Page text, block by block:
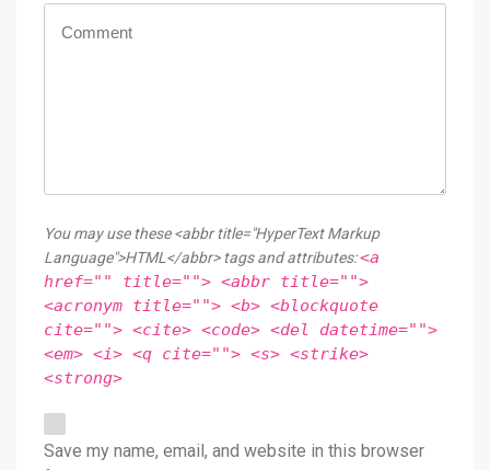
You may use these <abbr title="HyperText Markup
Language">HTML</abbr> tags and attributes:<a
href="" title=""> <abbr title="">
<acronym title=""> <b> <blockquote
cite=""> <cite> <code> <del datetime="">
<em> <i> <q cite=""> <s> <strike>
<strong>
Save my name, email, and website in this browser